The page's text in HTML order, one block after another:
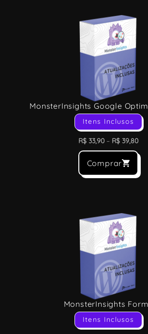
MonsterInsights Google
Itens Inclusos
R$ 33,90 – R$ 39,80
Comprar
MonsterInsights
Itens Inclusos